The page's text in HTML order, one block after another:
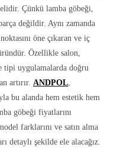
Çünkü lamba göbeği,
değildir. Aynı zamanda
öne çıkaran ve iç
Özellikle salon,
tipi uygulamalarda doğru
artırır. ANDPOL,
bu alanda hem estetik hem
göbeği fiyatlarını
farklarını ve satın alma
detaylı şekilde ele alacağız.